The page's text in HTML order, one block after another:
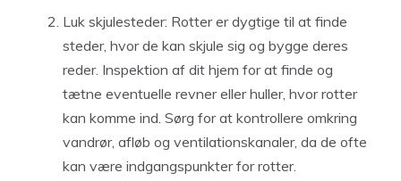
Luk skjulesteder: Rotter er dygtige til at finde
steder, hvor de kan skjule sig og bygge deres
reder. Inspektion af dit hjem for at finde og
tætne eventuelle revner eller huller, hvor rotter
kan komme ind. Sørg for at kontrollere omkring
vandrør, afløb og ventilationskanaler, da de ofte
kan være indgangspunkter for rotter.